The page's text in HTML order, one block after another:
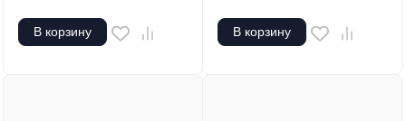
В корзину В корзину